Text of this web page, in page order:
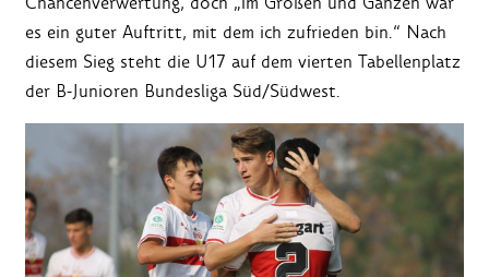
es ein guter Auftritt, mit dem ich zufrieden bin.“ Nach
diesem Sieg steht die U17 auf dem vierten Tabellenplatz
der B-Junioren Bundesliga Süd/Südwest.